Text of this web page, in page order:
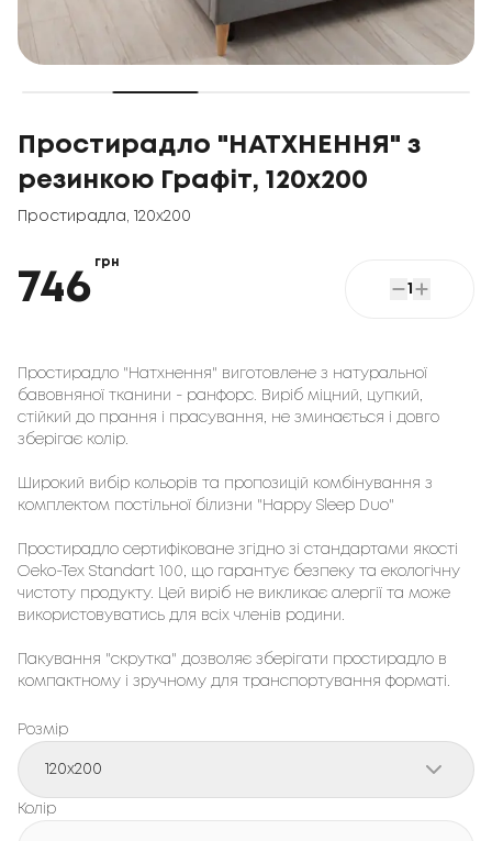
Простирадло "НАТХНЕННЯ" з
резинкою Графіт, 120x200
Простирадла 120x200
746
грн
1
Простирадло "Натхнення" виготовлене з натуральної
бавовняної тканини - ранфорс. Виріб міцний, цупкий,
стійкий до прання і прасування, не зминається і довго
зберігає колір.
Широкий вибір кольорів та пропозицій комбінування з
комплектом постільної білизни "Happy Sleep Duo"
Простирадло сертифіковане згідно зі стандартами якості
Oeko-Tex Standart 100, що гарантує безпеку та екологічну
чистоту продукту. Цей виріб не викликає алергії та може
використовуватись для всіх членів родини.
Пакування "скрутка" дозволяє зберігати простирадло в
компактному і зручному для транспортування форматі.
Розмір
120x200
Колір